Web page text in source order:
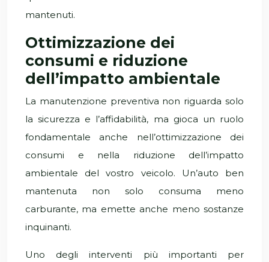
mantenuti.
Ottimizzazione dei
consumi e riduzione
dell’impatto ambientale
La manutenzione preventiva non riguarda solo
la sicurezza e l’affidabilità, ma gioca un ruolo
fondamentale anche nell’ottimizzazione dei
consumi e nella riduzione dell’impatto
ambientale del vostro veicolo. Un’auto ben
mantenuta non solo consuma meno
carburante, ma emette anche meno sostanze
inquinanti.
Uno degli interventi più importanti per